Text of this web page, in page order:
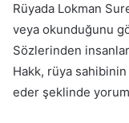
Rüyada Lokman
veya okunduğunu
Sözlerinden
Hakk, rüya
eder şeklinde